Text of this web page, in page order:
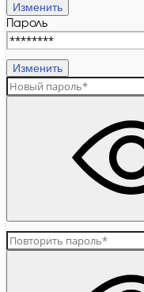
Изменить
Пароль
Изменить